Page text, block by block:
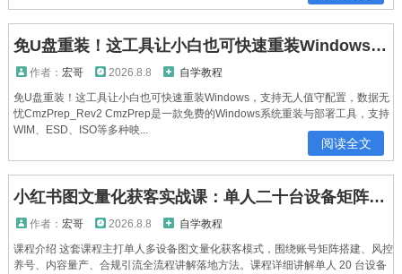
免U盘重装！这工具让小白也可快速重装Windows，支持无人值守配置，数据无忧CmzPrep_Rev2
作者： 宏哥 2026.8.8
自学教程
免U盘重装！这工具让小白也可快速重装Windows，支持无人值守配置，数据无
忧CmzPrep_Rev2 CmzPrep是一款免费的Windows系统重装与部署工具，支持
WIM、ESD、ISO等多种映...
阅读全文
小红书图文量化获客实战课：单人二十台设备矩阵搭建，标准化流程高效批量引流获客
作者： 宏哥 2026.8.8
自学教程
课程介绍 这套课程主打单人多设备图文量化获客模式，围绕账号矩阵搭建、风控
养号、内容量产、合规引流全流程讲解落地方法。课程详细讲解单人 20 台设备